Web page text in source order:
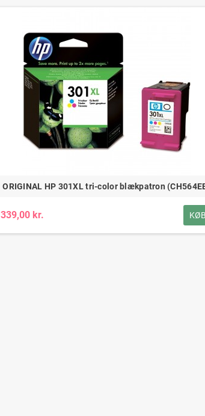
ORIGINAL HP 301XL tri-color blækpatron
339,00 kr. KØB